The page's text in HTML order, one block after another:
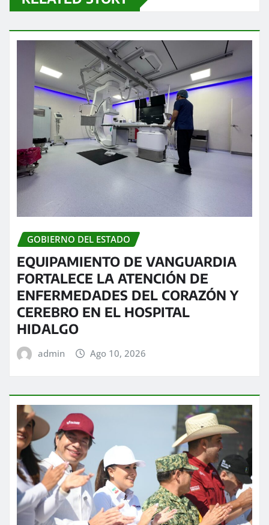
GOBIERNO DEL ESTADO
EQUIPAMIENTO DE VANGUARDIA
FORTALECE LA ATENCIÓN DE
ENFERMEDADES DEL CORAZÓN Y
CEREBRO EN EL HOSPITAL
HIDALGO
admin Ago 10, 2026